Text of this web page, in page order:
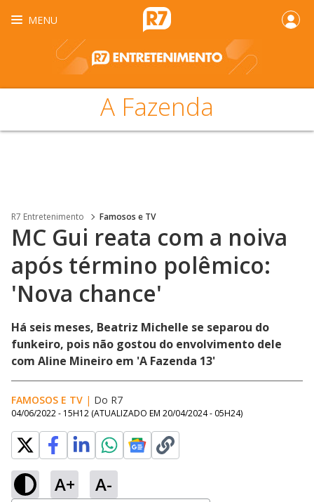
MENU
A Fazenda
R7 Entretenimento Famosos e TV
MC Gui reata com a noiva
após término polêmico:
'Nova chance'
Há seis meses, Beatriz Michelle se separou do
funkeiro, pois não gostou do envolvimento dele
com Aline Mineiro em 'A Fazenda 13'
FAMOSOS E TV | Do R7
04/06/2022 - 15H12 (ATUALIZADO EM 20/04/2024 - 05H24)
A+ A-